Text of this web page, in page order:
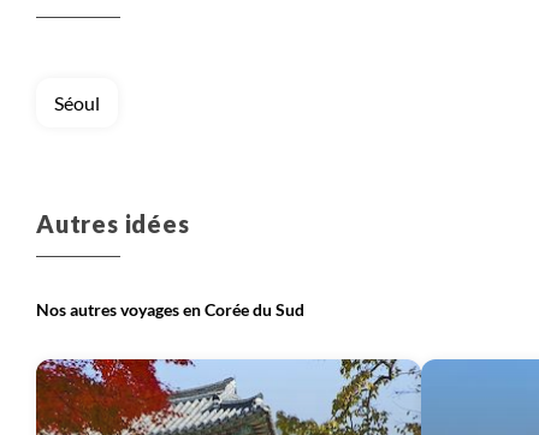
Séoul
Autres idées
Nos autres voyages en Corée du Sud